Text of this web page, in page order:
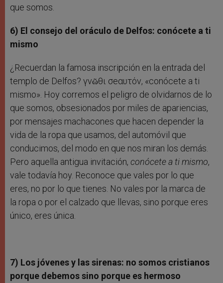
que somos.
6) El consejo del oráculo de Delfos: conócete a ti
mismo
¿Recuerdan la famosa inscripción en la entrada del
templo de Delfos? γνῶθι σeαυτόν, «conócete a ti
mismo». Hoy corremos el peligro de olvidarnos de lo
que somos, obsesionados por miles de apariencias,
por mensajes machacones que hacen depender la
vida de la ropa que usamos, del automóvil que
conducimos, del modo en que nos miran los demás.
Pero aquella antigua invitación, conócete a ti mismo,
vale todavía hoy. Reconoce que vales por lo que
eres, no por lo que tienes. No vales por la marca de
la ropa o por el calzado que llevas, sino porque eres
único, eres única.
7) Los jóvenes y las sirenas: no somos cristianos
porque debemos sino porque es hermoso